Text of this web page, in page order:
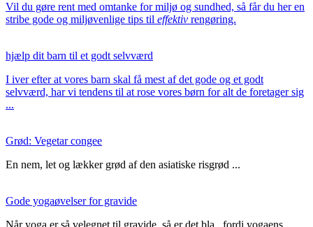
Vil du gøre rent med omtanke for miljø og sundhed, så får du her en
stribe gode og miljøvenlige tips til effektiv rengøring.
hjælp dit barn til et godt selvværd
I iver efter at vores barn skal få mest af det gode og et godt
selvværd, har vi tendens til at rose vores børn for alt de foretager sig
...
Grød: Vegetar congee
En nem, let og lækker grød af den asiatiske risgrød ...
Gode yogaøvelser for gravide